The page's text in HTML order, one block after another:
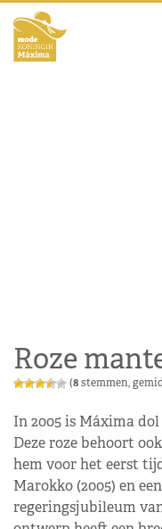
Roze
(8stemmen,
In 2005 is Máxima
Deze roze behoort
hem voor het eerst
Marokko (2005) en
regeringsjubileum